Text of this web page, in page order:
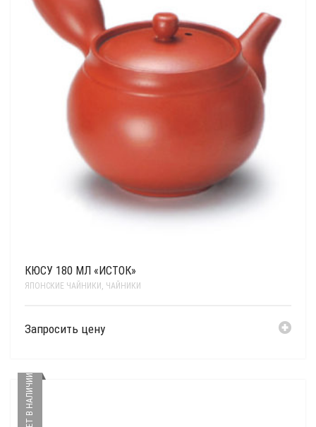
КЮСУ 180 МЛ «ИСТОК»
ЯПОНСКИЕ ЧАЙНИКИ , ЧАЙНИКИ
Запросить цену
НЕТ В НАЛИЧИИ